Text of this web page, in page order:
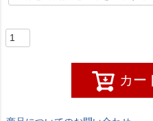
須
カー